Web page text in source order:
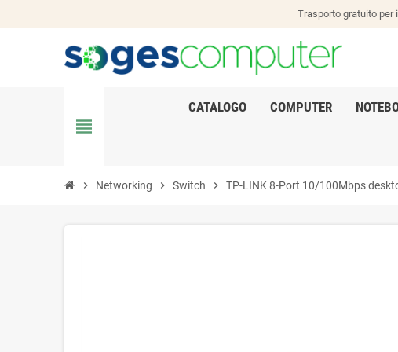
Trasporto gratuito per
view_headline
CATALOGO COMPUTER
chevron_right Networking chevron_right Switch chevron_right TP-LINK 8-Port 10/100Mbps